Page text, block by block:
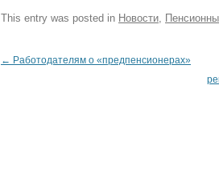
This entry was posted in Новости,
Post navigation
← Работодателям о «предпенсионерах»